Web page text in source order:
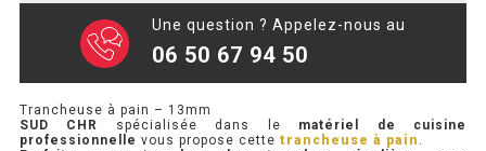
SALADETTE 800 VITRÉE
MEUBLE À PIZZA
Une question ? Appelez-nous au
06 50 67 94 50
Trancheuse à pain – 13mm
SUD CHR
spécialisée dans le matériel de cuisine
professionnelle vous propose cette trancheuse à pain .